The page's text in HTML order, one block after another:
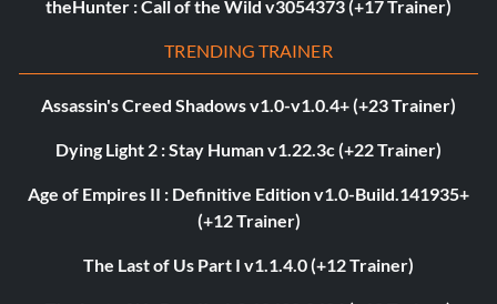
theHunter : Call of the Wild v3054373 (+17 Trainer)
TRENDING TRAINER
Assassin's Creed Shadows v1.0-v1.0.4+ (+23 Trainer)
Dying Light 2 : Stay Human v1.22.3c (+22 Trainer)
Age of Empires II : Definitive Edition v1.0-Build.141935+
(+12 Trainer)
The Last of Us Part I v1.1.4.0 (+12 Trainer)